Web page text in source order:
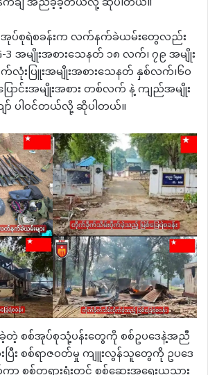
ပ်စုရဲစခန်းက လက်နက်ခဲယမ်းတွေလည်း
3 အမျိုးအစားသေနတ် ၁၈ လက်၊ ၇၉ အမျိုး
လုံးပြူးအမျိုးအစားသေနတ် နှစ်လက်၊၆၀
ာင်းအမျိုးအစား တစ်လက် နဲ့ ကျည်အမျိုး
ာ် ပါဝင်တယ်လို့ ဆိုပါတယ်။
တဲ့ စစ်အုပ်စုသုံ့ပန်းတွေကို စစ်ဥပဒေနဲ့အညီ
ပြီး စစ်ရာဇဝတ်မှု ကျူးလွန်သူတွေကို ဥပဒေ